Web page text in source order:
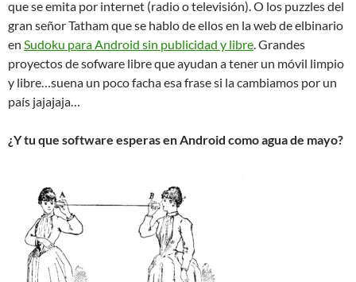
que se emita por internet (radio o televisión). O los puzzles del
gran señor Tatham que se hablo de ellos en la web de elbinario
en Sudoku para Android sin publicidad y libre . Grandes
proyectos de sofware libre que ayudan a tener un móvil limpio
y libre…suena un poco facha esa frase si la cambiamos por un
país jajajaja…
¿Y tu que software esperas en Android como agua de mayo?